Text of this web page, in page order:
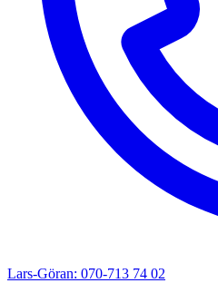
Lars-Göran: 070-713 74 02